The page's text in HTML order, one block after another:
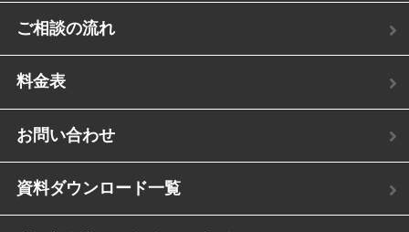
ご相談の流れ
料金表
お問い合わせ
資料ダウンロード一覧